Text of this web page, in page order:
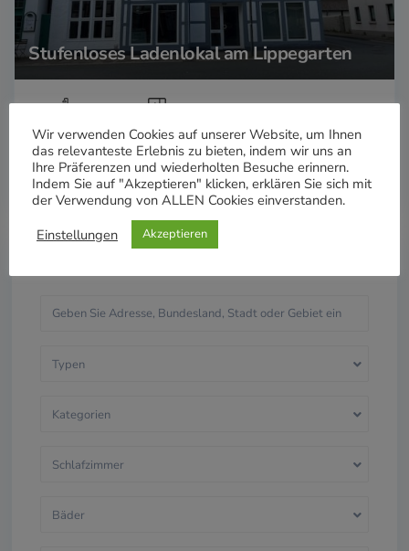
Stufenloses Ladenlokal am Lippegarten
1 Bäder 246 m
Sven-Eric Bierhenke
Typen
Kategorien
Schlafzimmer
Bäder
Wir verwenden Cookies auf unserer Website, um Ihnen
das relevanteste Erlebnis zu bieten, indem wir uns an
Ihre Präferenzen und wiederholten Besuche erinnern.
Indem Sie auf "Akzeptieren" klicken, erklären Sie sich mit
der Verwendung von ALLEN Cookies einverstanden.
Einstellungen
Akzeptieren